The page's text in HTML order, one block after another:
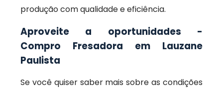
produção com qualidade e eficiência.
Aproveite a oportunidades -
Compro Fresadora em Lauzane
Paulista
Se você quiser saber mais sobre as condições